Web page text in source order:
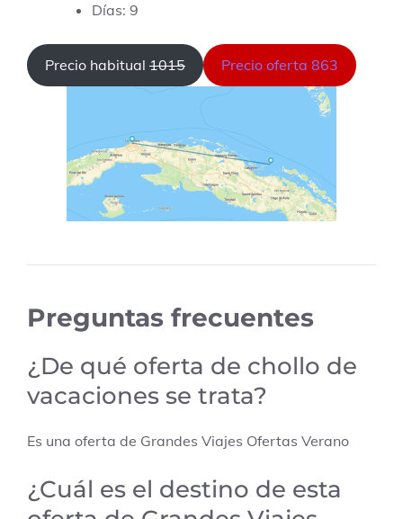
Días: 9
Precio habitual 1015 Precio oferta 863
Preguntas frecuentes
¿De qué oferta de chollo de
vacaciones se trata?
Es una oferta de Grandes Viajes Ofertas Verano
¿Cuál es el destino de esta